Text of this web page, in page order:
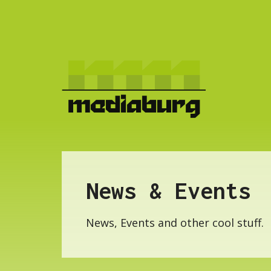
News & Events
News, Events and other cool stuff.